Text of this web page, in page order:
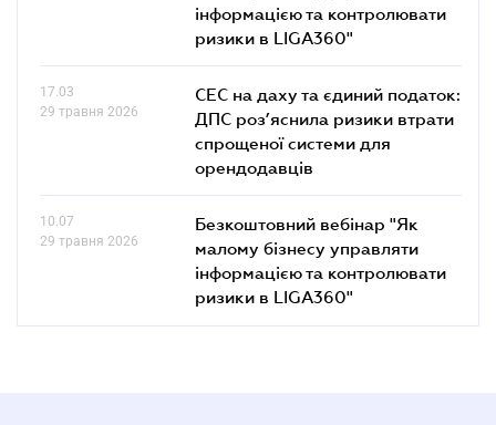
інформацією та контролювати
ризики в LIGA360"
17.03
29 травня 2026
СЕС на даху та єдиний податок:
ДПС роз’яснила ризики втрати
спрощеної системи для
орендодавців
10.07
29 травня 2026
Безкоштовний вебінар "Як
малому бізнесу управляти
інформацією та контролювати
ризики в LIGA360"